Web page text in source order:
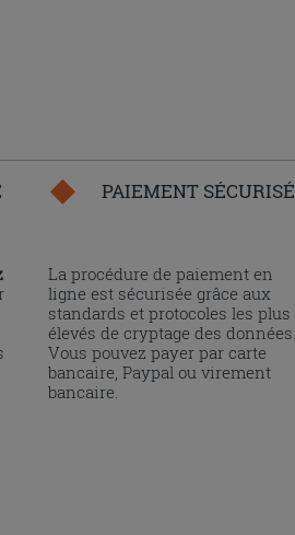
PAIEMENT SÉCURISÉ
La procédure de paiement en
ligne est sécurisée grâce aux
standards et protocoles les plus
élevés de cryptage des données.
Vous pouvez payer par carte
bancaire, Paypal ou virement
bancaire.